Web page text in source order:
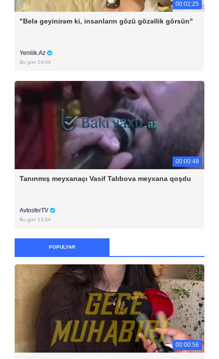
00:02:25
"Belə geyinirəm ki, insanların gözü gözəllik görsün"
Yenilik.Az
Bu gün 14:04
00:00:48
Tanınmış meyxanaçı Vasif Talıbova meyxana qoşdu
AvtosferTV
Bu gün 13:54
POPULYAR
00:00:56